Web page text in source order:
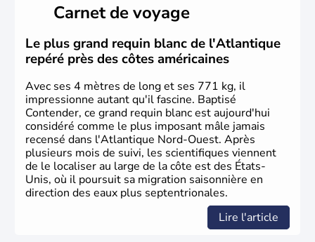
Plusieurs populations se sont succédées avant l'arrivée
des européens, suite à la découverte du continent par
Christophe Colomb en 1492. Les 13 colonies
britanniques proclament la Déclaration d'indépendance
en 1776 et adoptent leur première constitution en 1787.
La conquête de l'Ouest marque ensuite l'entrée dans une
phase de développement intense.
Carnet de voyage
Le plus grand requin blanc de l'Atlantique
repéré près des côtes américaines
Avec ses 4 mètres de long et ses 771 kg, il
impressionne autant qu'il fascine. Baptisé
Contender, ce grand requin blanc est aujourd'hui
considéré comme le plus imposant mâle jamais
recensé dans l'Atlantique Nord-Ouest. Après
plusieurs mois de suivi, les scientifiques viennent
de le localiser au large de la côte est des États-
Unis, où il poursuit sa migration saisonnière en
direction des eaux plus septentrionales.
Lire l'article